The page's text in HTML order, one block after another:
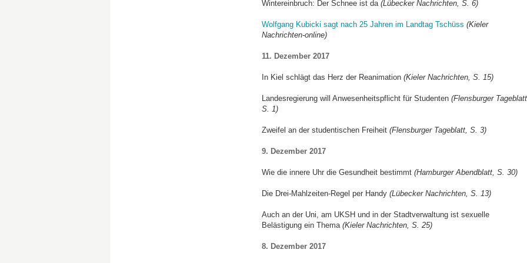
Wintereinbruch: Der Schnee ist da (Lübecker Nachrichten, S. 6)
Wolfgang Kubicki sagt nach 25 Jahren im Landtag Tschüss (Kieler
Nachrichten-online)
11. Dezember 2017
In Kiel schlägt das Herz der Reanimation (Kieler Nachrichten, S. 15)
Landesregierung will Anwesenheitspflicht für Studenten (Flensburger
S. 1)
Zweifel an der studentischen Freiheit(Flensburger Tageblatt, S. 3)
9. Dezember 2017
Wie die innere Uhr die Gesundheit bestimmt (Hamburger Abendblatt, S. 30)
Die Drei-Mahlzeiten-Regel per Handy (Lübecker Nachrichten, S. 13)
Auch an der Uni, am UKSH und in der Stadtverwaltung ist sexuelle
Belästigung ein Thema (Kieler Nachrichten, S. 25)
8. Dezember 2017